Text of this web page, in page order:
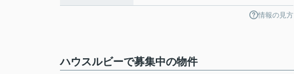
情報の見方
ハウスルビーで募集中の物件